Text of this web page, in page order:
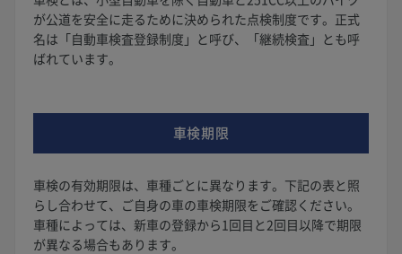
が公道を安全に走るために決められた点検制度です。正式
名は「自動車検査登録制度」と呼び、「継続検査」とも呼
ばれています。
車検期限
車検の有効期限は、車種ごとに異なります。下記の表と照
らし合わせて、ご自身の車の車検期限をご確認ください。
車種によっては、新車の登録から1回目と2回目以降で期限
が異なる場合もあります。